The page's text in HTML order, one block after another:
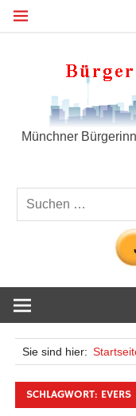
Zum
Münchner
Sie sind hier:
SCHLAGWORT: EVERS